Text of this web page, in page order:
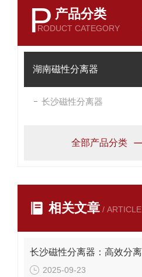
P 产品分类
RODUCT CATEGORY
湖南磁性分离器
长沙磁性分离器
全部产品分类
相关文章 / ARTICLE
2025-09-23